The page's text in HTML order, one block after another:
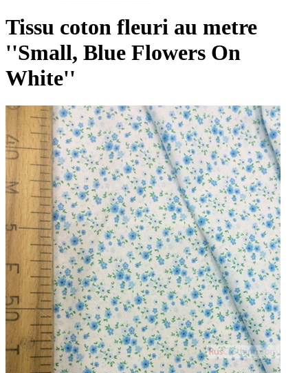
Tissu coton fleuri au metre
''Small, Blue Flowers On
White''